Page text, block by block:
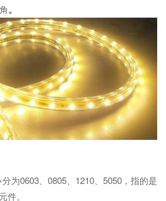
。
为0603、0805、1210、5050，指的是
件。